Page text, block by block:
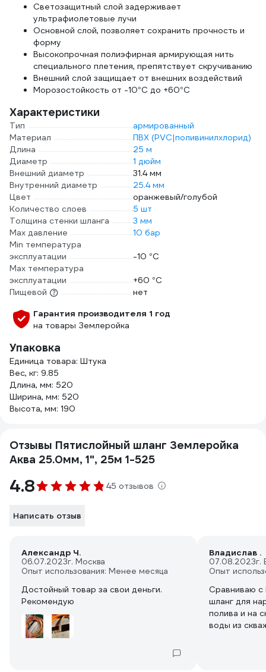
Светозащитный слой задерживает
ультрафиолетовые лучи
Основной слой, позволяет сохранить прочность и
форму
Высокопрочная полиэфирная армирующая нить
специального плетения, препятствует скручиванию
Внешний слой защищает от внешних воздействий
Морозостойкость от -10°С до +60°С
Характеристики
Тип
армированный
Материал
ПВХ (PVC|поливинилхлорид)
Длина
25 м
Диаметр
1 дюйм
Внешний диаметр
31.4 мм
Внутренний диаметр
25.4 мм
Цвет
оранжевый/голубой
Количество слоев
5 шт
Толщина стенки шланга
3 мм
Max давление
10 бар
Min температура
эксплуатации
-10 °С
Мах температура
эксплуатации
+60 °С
Пищевой
нет
Гарантия производителя 1 год
на товары Землеройка
Упаковка
Единица товара: Штука
Вес, кг: 9.85
Длина, мм: 520
Ширина, мм: 520
Высота, мм: 190
Отзывы Пятислойный шланг Землеройка
Аква 25.0мм, 1", 25м 1-525
4.8 45 отзывов
Написать отзыв
Александр Ч.
06.07.2023г. Москва
Опыт использования: Менее месяца
Достойный товар за свои деньги.
Рекомендую
Владислав .
07.08.2023г.
Опыт
Сравниваю с
шланг для
полива и на
воды из